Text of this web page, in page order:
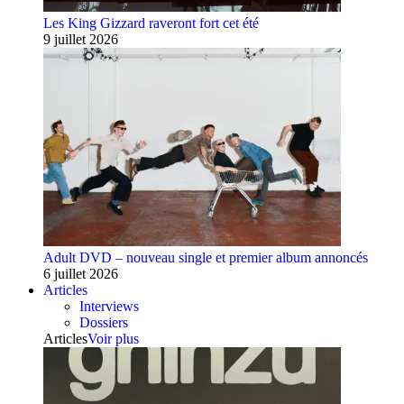
Les King Gizzard raveront fort cet été
9 juillet 2026
Adult DVD – nouveau single et premier album annoncés
6 juillet 2026
Articles
Interviews
Dossiers
ArticlesVoir plus